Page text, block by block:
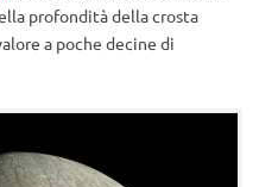
profondità della crosta
a poche decine di